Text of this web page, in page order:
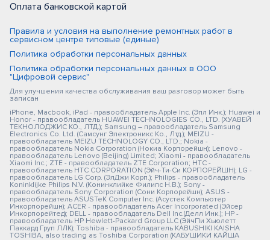
Оплата банковской картой
Правила и условия на выполнение ремонтных работ в
сервисном центре типовые (единые)
Политика обработки персональных данных
Политика обработки персональных данных в ООО
"Цифровой сервис"
Для улучшения качества обслуживания ваш разговор может быть
записан
iPhone, Macbook, iPad - правообладатель Apple Inc. (Эпл Инк.); Huawei и
Honor - правообладатель HUAWEI TECHNOLOGIES CO., LTD. (ХУАВЕЙ
ТЕКНОЛОДЖИС КО., ЛТД.); Samsung – правообладатель Samsung
Electronics Co. Ltd. (Самсунг Электроникс Ко., Лтд.); MEIZU -
правообладатель MEIZU TECHNOLOGY CO., LTD.; Nokia -
правообладатель Nokia Corporation (Нокиа Корпорейшн); Lenovo -
правообладатель Lenovo (Beijing) Limited; Xiaomi - правообладатель
Xiaomi Inc.; ZTE - правообладатель ZTE Corporation; HTC -
правообладатель HTC CORPORATION (Эйч-Ти-Си КОРПОРЕЙШН); LG -
правообладатель LG Corp. (ЭлДжи Корп.); Philips - правообладатель
Koninklijke Philips N.V. (Конинклийке Филипс Н.В.); Sony -
правообладатель Sony Corporation (Сони Корпорейшн); ASUS -
правообладатель ASUSTeK Computer Inc. (Асустек Компьютер
Инкорпорейшн); ACER - правообладатель Acer Incorporated (Эйсер
Инкорпорейтед); DELL - правообладатель Dell Inc.(Делл Инк.); HP -
правообладатель HP Hewlett-Packard Group LLC (ЭйчПи Хьюлетт
Паккард Груп ЛЛК); Toshiba - правообладатель KABUSHIKI KAISHA
TOSHIBA, also trading as Toshiba Corporation (КАБУШИКИ КАЙША